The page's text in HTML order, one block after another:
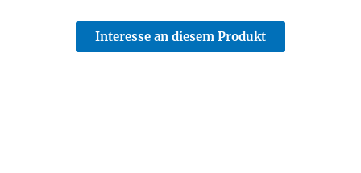
Interesse an diesem Produkt